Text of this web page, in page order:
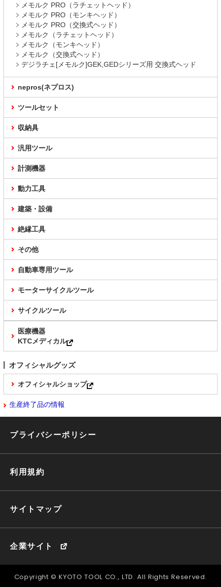
メモルク PRO（ラチェットヘッド）
メモルク PRO（モンキヘッド）
メモルク PRO（交換式ヘッド）
メモルク（ラチェットヘッド）
メモルク（モンキヘッド）
メモルク（交換式ヘッド）
デジラチェ[メモルク]GEK,GEDシリーズ用 交換式ヘッド
nepros(ネプロス)
ツールセット
収納具
汎用ツール
計測機器
動力工具
建築・設備
絶縁工具
その他
自動車専用ツール
モーターサイクルツール
サイクルツール
医療機器
KTCメディカル
オフィシャルグッズ
オフィシャルショップ
生産終了品の情報
プライバシーポリシー
利用規約
サイトマップ
企業サイト
Copyright © KYOTO TOOL CO., LTD. All Rights Reserved.